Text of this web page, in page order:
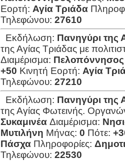
Εορτή: Αγία Τριάδα
Τηλεφώνου: 27610
Εκδήλωση: Πανηγύρι της
της Αγίας Τριάδας με
Διαμέρισμα: Πελοπόννησος
+50 Κινητή Εορτή: Αγία
Τηλεφώνου: 27210
Εκδήλωση: Πανηγύρι της
της Αγίας Φωτεινής.
Συκαμινέα Διαμέρισμα:
Μυτιλήνη Μήνας: 0 Πότε:
Πάσχα Πληροφορίες:
Τηλεφώνου: 22530